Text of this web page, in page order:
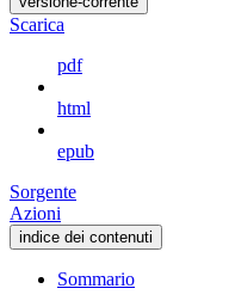
Scarica
pdf
html
epub
Sorgente
Azioni
indice dei contenuti
Sommario